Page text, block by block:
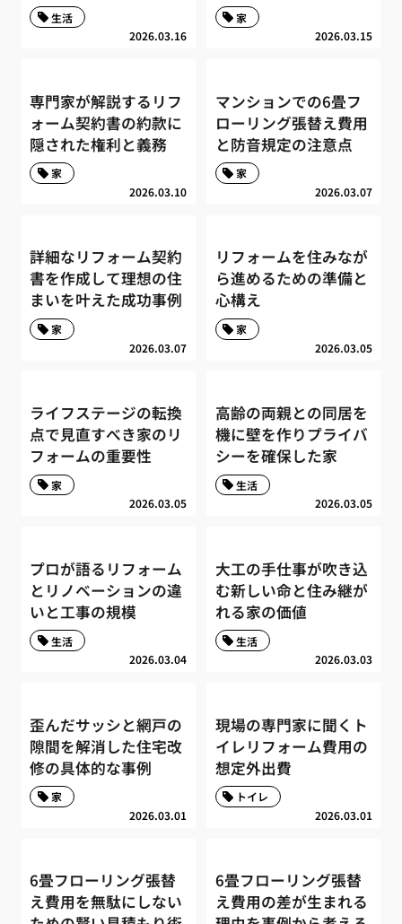
2026.03.16
生活
2026.03.15
家
専門家が解説するリフ
ォーム契約書の約款に
隠された権利と義務
2026.03.10
家
マンションでの6畳フ
ローリング張替え費用
と防音規定の注意点
2026.03.07
家
詳細なリフォーム契約
書を作成して理想の住
まいを叶えた成功事例
2026.03.07
家
リフォームを住みなが
ら進めるための準備と
心構え
2026.03.05
家
ライフステージの転換
点で見直すべき家のリ
フォームの重要性
2026.03.05
家
高齢の両親との同居を
機に壁を作りプライバ
シーを確保した家
2026.03.05
生活
プロが語るリフォーム
とリノベーションの違
いと工事の規模
2026.03.04
生活
大工の手仕事が吹き込
む新しい命と住み継が
れる家の価値
2026.03.03
生活
歪んだサッシと網戸の
隙間を解消した住宅改
修の具体的な事例
2026.03.01
家
現場の専門家に聞くト
イレリフォーム費用の
想定外出費
2026.03.01
トイレ
6畳フローリング張替
え費用を無駄にしない
6畳フローリング張替
え費用の差が生まれる